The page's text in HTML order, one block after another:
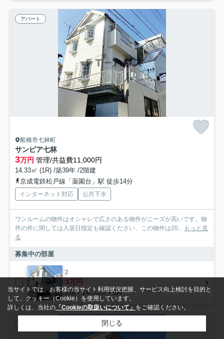
アパート
船橋市七林町
サンピア七林
3万円 管理/共益費11,000円
14.33㎡ (1R) /築39年 /2階建
京成電鉄松戸線「薬園台」駅 徒歩14分
インターネット対応 公共下水
ワンルームの物件はオシャレで広さのある物件がニーズが高いです。物
件の件に関しては入居日指定も確認ください、この物件は20...
もっと見
る
募集中の部屋
2
3万円
2階 / 14.33㎡ / 1R
当サイトでは、お客様の当サイト利用状況把握、サービス向上検討を目的と
して、クッキー（Cookie）を使用しています。
詳しくは、当社の 「Cookieの取扱いについて」 をご確認ください。
閉じる